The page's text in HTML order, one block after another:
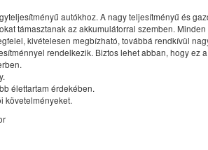
autókhoz. A nagy teljesítményű és
támasztanak az akkumulátorral szemben. Minden
kivételesen megbízható, továbbá rendkívül
rendelkezik. Biztos lehet abban, hogy ez
élettartam érdekében.
követelményeket.